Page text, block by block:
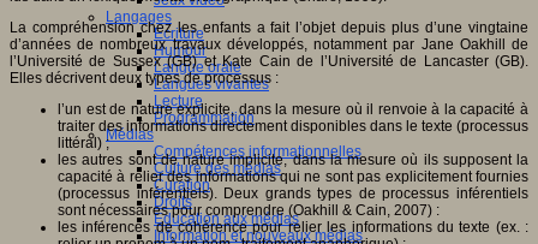
Langages
Ecriture
Humour
Langue orale
Langues vivantes
Lecture
Programmation
Médias
Compétences informationnelles
Culture des médias
Curation
Droits
Education aux médias
Information et nouveaux médias
La compréhension chez les enfants a fait l’objet depuis plus d’une vingtaine
d’années de nombreux travaux développés, notamment par Jane Oakhill de
l’Université de Sussex (GB) et Kate Cain de l’Université de Lancaster (GB).
Elles décrivent deux types de processus :
l’un est de nature explicite, dans la mesure où il renvoie à la capacité à
traiter des informations directement disponibles dans le texte (processus
littéral) ;
les autres sont de nature implicite, dans la mesure où ils supposent la
capacité à relier des informations qui ne sont pas explicitement fournies
(processus inférentiels). Deux grands types de processus inférentiels
sont nécessaires pour comprendre (Oakhill & Cain, 2007) :
les inférences de cohérence pour relier les informations du texte (ex. :